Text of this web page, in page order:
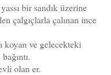
bir sandık üzerine
çalgıçlarla çalınan ince
koyan ve gelecekteki
olan er.